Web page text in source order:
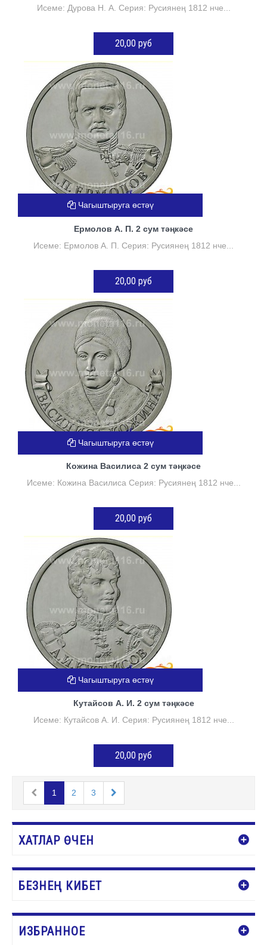
Исеме: Дурова Н. А. Серия: Русиянең 1812 нче...
20,00 руб
КӘРҖИНГӘ ӨСТӘҮ
Ермолов А. П. 2 сум тәңкәсе
Исеме: Ермолов А. П. Серия: Русиянең 1812 нче...
20,00 руб
КӘРҖИНГӘ ӨСТӘҮ
Чагыштыруга өстәү
Кожина Василиса 2 сум тәңкәсе
Исеме: Кожина Василиса Серия: Русиянең 1812 нче...
20,00 руб
КӘРҖИНГӘ ӨСТӘҮ
Чагыштыруга өстәү
Кутайсов А. И. 2 сум тәңкәсе
Исеме: Кутайсов А. И. Серия: Русиянең 1812 нче...
20,00 руб
КӘРҖИНГӘ ӨСТӘҮ
Чагыштыруга өстәү
1 2 3
ХАТЛАР ӨЧЕН
БЕЗНЕҢ КИБЕТ
ИЗБРАННОЕ